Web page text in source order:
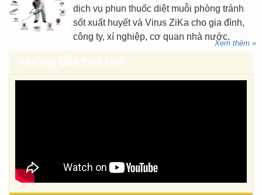
dịch vụ phun thuốc diệt muỗi phòng tránh
sốt xuất huyết và Virus ZiKa cho gia đình,
công ty, xí nghiệp, cơ quan nhà nước.
Xem thêm »